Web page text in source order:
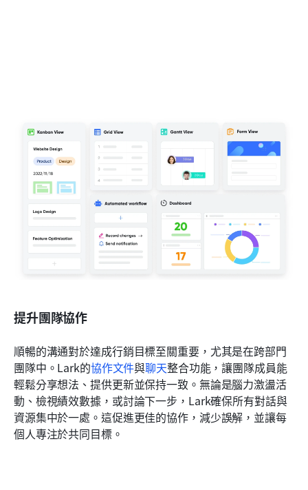
提升團隊協作
順暢的溝通對於達成行銷目標至關重要，尤其是在跨部門
團隊中。Lark的協作文件與聊天整合功能，讓團隊成員能
輕鬆分享想法、提供更新並保持一致。無論是腦力激盪活
動、檢視績效數據，或討論下一步，Lark確保所有對話與
資源集中於一處。這促進更佳的協作，減少誤解，並讓每
個人專注於共同目標。